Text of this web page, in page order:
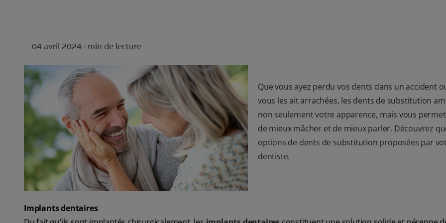
04 avril 2024 · min de lecture
Que vous ayez perdu vos dents dans un accident
vous les ait arrachées, les dents de substitution
non seulement votre apparence, mais vous
de mieux mâcher et de mieux parler. Découvrez
options de dents de substitution proposées par
dentiste.
Implants dentaires